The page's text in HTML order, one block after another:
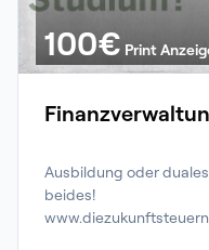
100€ Print
Ausbildung oder
beides!